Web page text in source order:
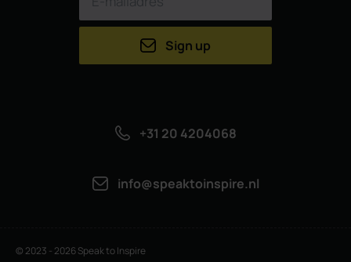
Sign up
+31 20 4204068
info@speaktoinspire.nl
© 2023 - 2026 Speak to Inspire